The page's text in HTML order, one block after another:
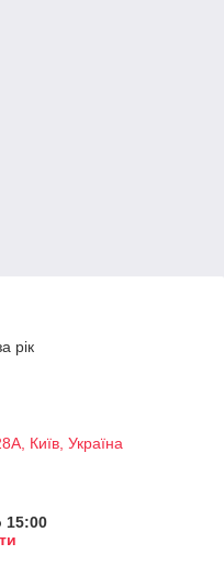
рік
Київ, Україна
15:00